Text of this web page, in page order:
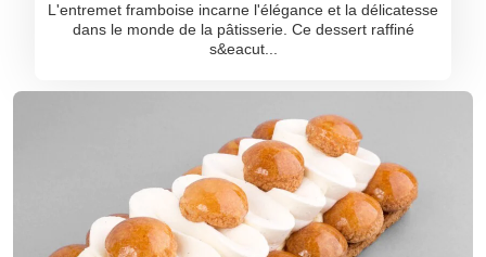
L'entremet framboise incarne l'élégance et la délicatesse
dans le monde de la pâtisserie. Ce dessert raffiné
s&eacut...